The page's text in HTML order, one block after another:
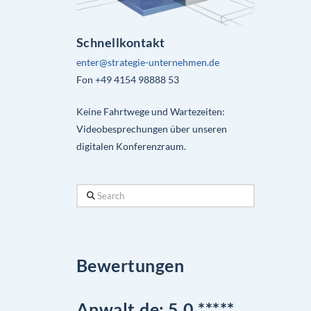
Schnellkontakt
enter@strategie-unternehmen.de
Fon +49 4154 98888 53
Keine Fahrtwege und Wartezeiten:
Videobesprechungen über unseren
digitalen Konferenzraum.
Search
Bewertungen